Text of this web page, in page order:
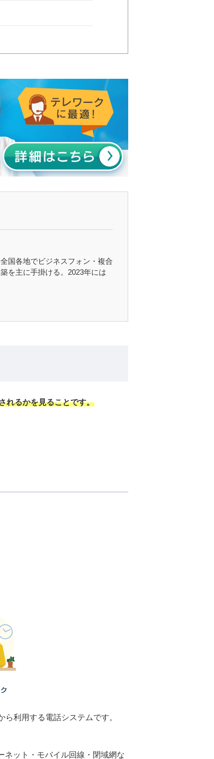
国各地でビジネスフォン・複合
を主に手掛ける。2023年には
れるかを見ることです。
利用する電話システムです。
ネット・モバイル回線・閉域網な